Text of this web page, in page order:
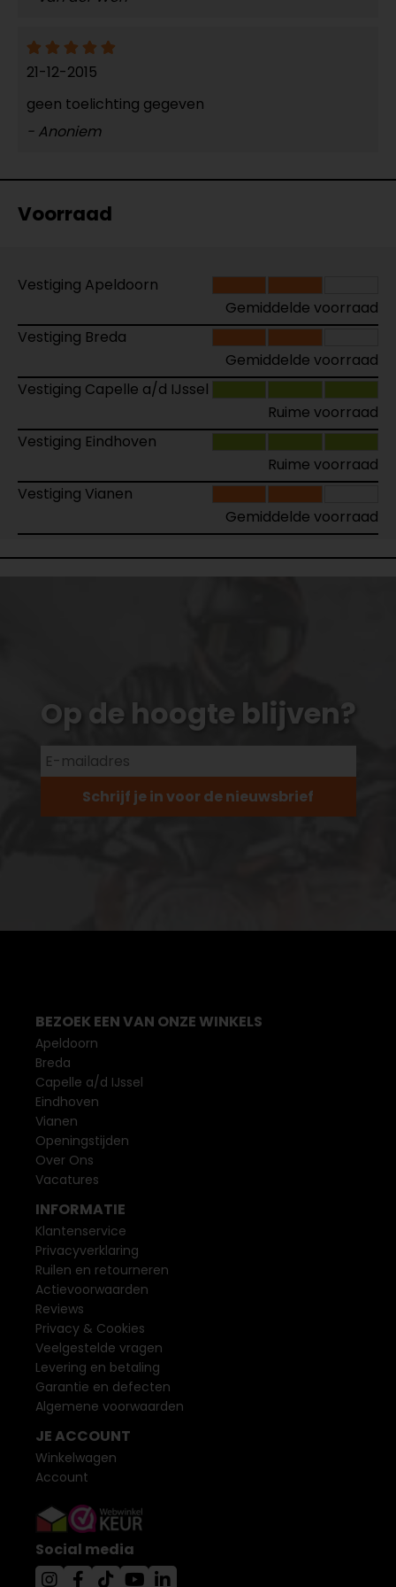
21-12-2015
geen toelichting gegeven
- Anoniem
Voorraad
Vestiging Apeldoorn
Gemiddelde voorraad
Vestiging Breda
Gemiddelde voorraad
Vestiging Capelle a/d IJssel
Ruime voorraad
Vestiging Eindhoven
Ruime voorraad
Vestiging Vianen
Gemiddelde voorraad
Op de hoogte blijven?
Schrijf je in voor de nieuwsbrief
BEZOEK EEN VAN ONZE WINKELS
Apeldoorn
Breda
Capelle a/d IJssel
Eindhoven
Vianen
Openingstijden
Over Ons
Vacatures
INFORMATIE
Klantenservice
Privacyverklaring
Ruilen en retourneren
Actievoorwaarden
Reviews
Privacy & Cookies
Veelgestelde vragen
Levering en betaling
Garantie en defecten
Algemene voorwaarden
JE ACCOUNT
Winkelwagen
Account
Social media